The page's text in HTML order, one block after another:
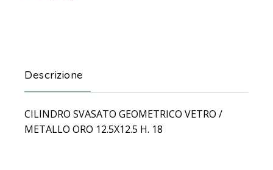
Descrizione
CILINDRO SVASATO GEOMETRICO VETRO /
METALLO ORO 12.5X12.5 H. 18